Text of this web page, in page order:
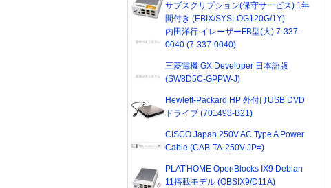
サブスクリプション(保守サービス) 1年
間付き (EBIX/SYSLOG120G/1Y)
内田洋行 イレーザーFB型(大) 7-337-
0040 (7-337-0040)
三菱電機 GX Developer 日本語版
(SW8D5C-GPPW-J)
Hewlett-Packard HP 外付けUSB DVD
ドライブ (701498-B21)
CISCO Japan 250V AC Type A Power
Cable (CAB-TA-250V-JP=)
PLAT'HOME OpenBlocks IX9 Debian
11搭載モデル (OBSIX9/D11A)